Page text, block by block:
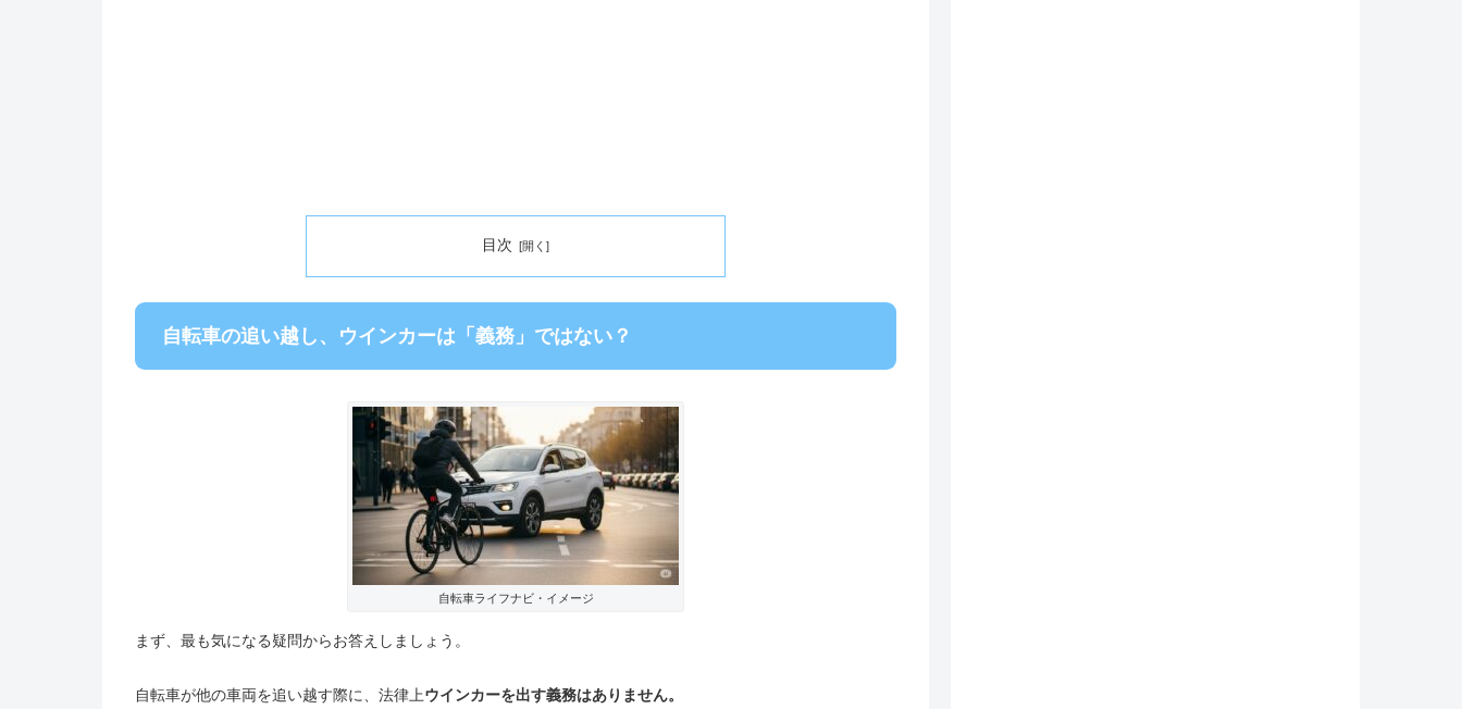
目次
自転車の追い越し、ウインカーは「義務」ではない？
自転車ライフナビ・イメージ
まず、最も気になる疑問からお答えしましょう。
自転車が他の車両を追い越す際に、法律上ウインカーを出す義務はありません。